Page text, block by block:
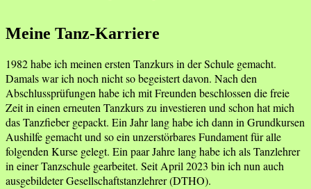
Meine Tanz-Karriere
1982 habe ich meinen ersten Tanzkurs in der Schule gemacht.
Damals war ich noch nicht so begeistert davon. Nach den
Abschlussprüfungen habe ich mit Freunden beschlossen die freie
Zeit in einen erneuten Tanzkurs zu investieren und schon hat mich
das Tanzfieber gepackt. Ein Jahr lang habe ich dann in Grundkursen
Aushilfe gemacht und so ein unzerstörbares Fundament für alle
folgenden Kurse gelegt. Ein paar Jahre lang habe ich als Tanzlehrer
in einer Tanzschule gearbeitet. Seit April 2023 bin ich nun auch
ausgebildeter Gesellschaftstanzlehrer (DTHO).